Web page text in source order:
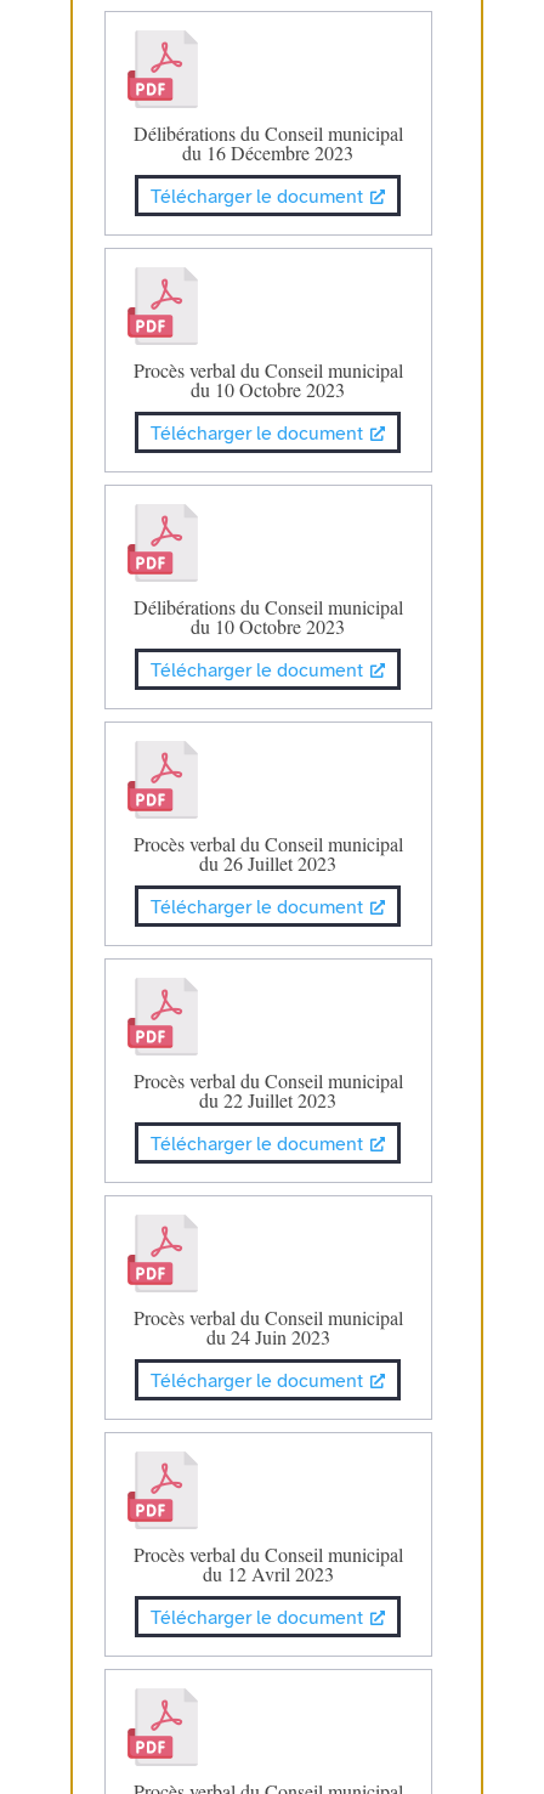
Délibérations du Conseil municipal
du 16 Décembre 2023
Télécharger le document
Procès verbal du Conseil municipal
du 10 Octobre 2023
Télécharger le document
Délibérations du Conseil municipal
du 10 Octobre 2023
Télécharger le document
Procès verbal du Conseil municipal
du 26 Juillet 2023
Télécharger le document
Procès verbal du Conseil municipal
du 22 Juillet 2023
Télécharger le document
Procès verbal du Conseil municipal
du 24 Juin 2023
Télécharger le document
Procès verbal du Conseil municipal
du 12 Avril 2023
Télécharger le document